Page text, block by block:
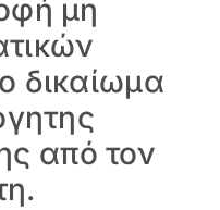
μη
δικαίωμα
από τον